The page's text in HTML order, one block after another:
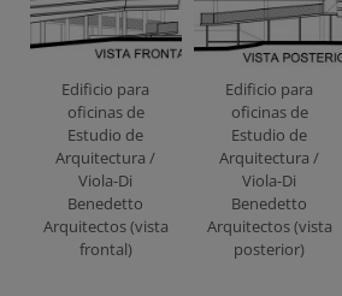
Edificio para
oficinas de
Estudio de
Arquitectura /
Viola-Di
Benedetto
Arquitectos (vista
frontal)
Edificio para
oficinas de
Estudio de
Arquitectura /
Viola-Di
Benedetto
Arquitectos (vista
posterior)